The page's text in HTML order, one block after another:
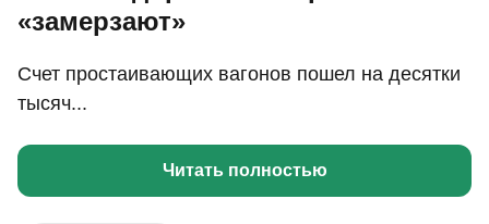
«замерзают»
Счет простаивающих вагонов пошел на десятки
тысяч...
Читать полностью